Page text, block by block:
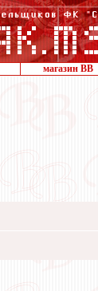
магазин ВВ